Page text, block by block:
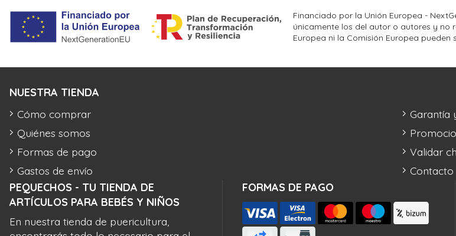
Financiado por la Unión Europea -
únicamente los del autor o autores y no
Europea ni la Comisión Europea
PEQUECHOS - TU TIENDA DE
ARTÍCULOS PARA BEBÉS Y NIÑOS
En nuestra tienda de puericultura,
FORMAS DE PAGO
NUESTRA TIENDA
Cómo comprar
Quiénes somos
Formas de pago
Gastos de envío
Garantía
Validar
Contacto